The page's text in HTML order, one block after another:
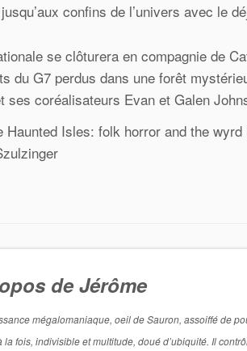
confins de l’univers avec le
se clôturera en compagnie de
du G7 perdus dans une forêt
ses coréalisateurs Evan et Galen
Isles: folk horror and the
de Jérôme
mégalomaniaque, oeil de Sauron, assoiffé de
la fois, indivisible et multitude, doué d’ubiquité. Il